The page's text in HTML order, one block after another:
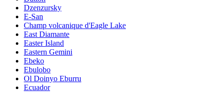
Dzenzursky
E-San
Champ volcanique d'Eagle Lake
East Diamante
Easter Island
Eastern Gemini
Ebeko
Ebulobo
Ol Doinyo Eburru
Ecuador